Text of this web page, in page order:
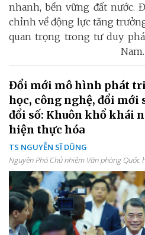
nhanh, bền vững đất nước.
chỉnh về động lực tăng
quan trọng trong tư duy
Nam.
Đổi mới mô hình phát
học, công nghệ, đổi mới
đổi số: Khuôn khổ khái
hiện thực hóa
TS NGUYỄN SĨ DŨNG
Nguyên Phó Chủ nhiệm Văn phòng Quốc